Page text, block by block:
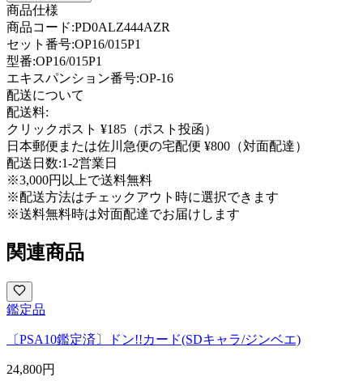
商品仕様
商品コード:PD0ALZ444AZR
セット番号:OP16/015P1
型番:OP16/015P1
エキスパンション番号:OP-16
配送について
配送料:
クリックポスト ¥185（ポスト投函）
日本郵便または佐川急便の宅配便 ¥800（対面配達）
配送日数:1-2営業日
※3,000円以上で送料無料
※配送方法はチェックアウト時に選択できます
※送料無料時は対面配達でお届けします
関連商品
鑑定品
〔PSA10鑑定済〕ドン!!カード(SDキャラ/ジンベエ)
24,800円